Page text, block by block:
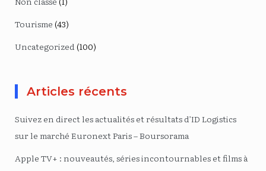
Tourisme (43)
Uncategorized (100)
Articles récents
Suivez en direct les actualités et résultats d’ID Logistics
sur le marché Euronext Paris – Boursorama
Apple TV+ : nouveautés, séries incontournables et films à